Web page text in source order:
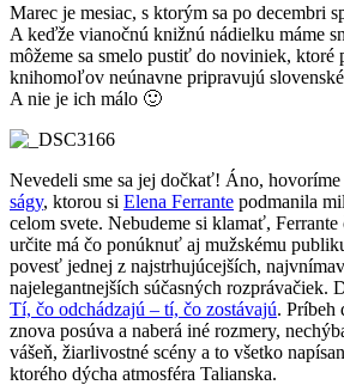
Marec je mesiac, s ktorým sa po decembri
A keďže vianočnú knižnú nádielku máme
môžeme sa smelo pustiť do noviniek, ktoré
knihomoľov neúnavne pripravujú
A nie je ich málo 🙂
Nevedeli sme sa jej dočkať! Áno, hovoríme
ságy, ktorou si Elena Ferrante podmanila
celom svete. Nebudeme si klamať,
určite má čo ponúknuť aj mužskému
povesť jednej z najstrhujúcejších,
najelegantnejších súčasných rozprávačiek.
Tí, čo odchádzajú – tí, čo zostávajú. Príbeh
znova posúva a naberá iné rozmery,
vášeň, žiarlivostné scény a to všetko
ktorého dýcha atmosféra Talianska.